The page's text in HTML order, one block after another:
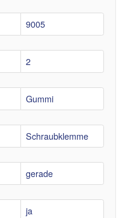
9005
2
Gummi
Schraubklemme
gerade
ja